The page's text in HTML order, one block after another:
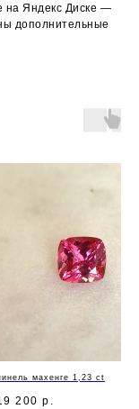
на Яндекс Диске —
дополнительные
махенге 1,23 ct
200 р.